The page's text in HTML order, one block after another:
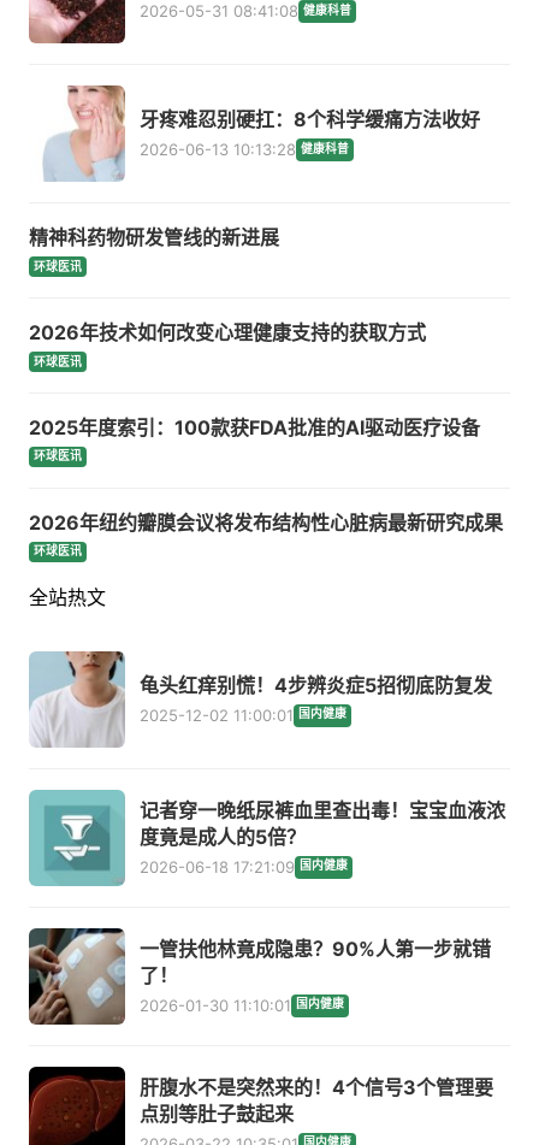
2026-05-31 08:41:08 健康科普
牙疼难忍别硬扛：8个科学缓痛方法收好
2026-06-13 10:13:28 健康科普
精神科药物研发管线的新进展
环球医讯
2026年技术如何改变心理健康支持的获取方式
环球医讯
2025年度索引：100款获FDA批准的AI驱动医疗设备
环球医讯
2026年纽约瓣膜会议将发布结构性心脏病最新研究成果
环球医讯
全站热文
龟头红痒别慌！4步辨炎症5招彻底防复发
2025-12-02 11:00:01 国内健康
记者穿一晚纸尿裤血里查出毒！宝宝血液浓
度竟是成人的5倍？
2026-06-18 17:21:09 国内健康
一管扶他林竟成隐患？90%人第一步就错
了！
2026-01-30 11:10:01 国内健康
肝腹水不是突然来的！4个信号3个管理要
点别等肚子鼓起来
国内健康